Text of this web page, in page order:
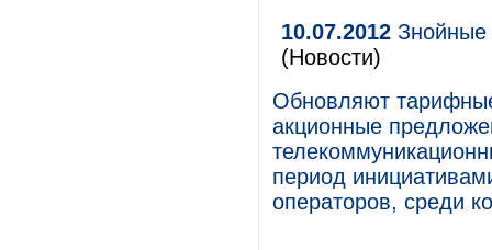
10.07.2012 Знойные
(Новости)
Обновляют
акционные
период
операторов, среди